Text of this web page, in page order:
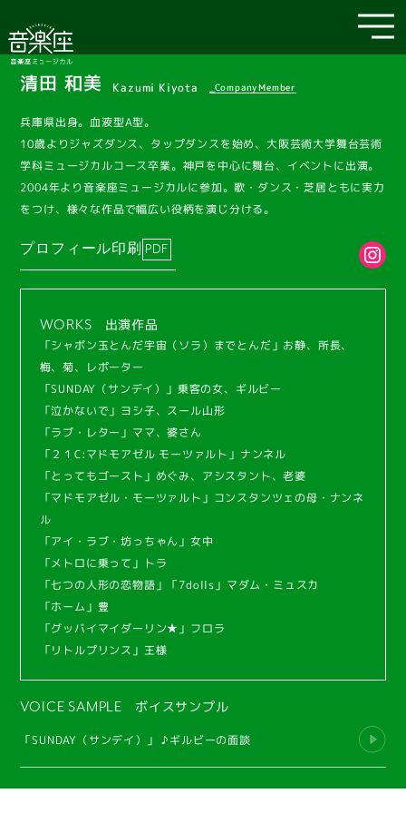
清田 和美 Kazumi Kiyota _CompanyMember
兵庫県出身。血液型A型。
10歳よりジャズダンス、タップダンスを始め、大阪芸術大学舞台芸術
学科ミュージカルコース卒業。神戸を中心に舞台、イベントに出演。
2004年より音楽座ミュージカルに参加。歌・ダンス・芝居ともに実力
をつけ、様々な作品で幅広い役柄を演じ分ける。
プロフィール印刷
WORKS 出演作品
「シャボン玉とんだ宇宙（ソラ）までとんだ」お静、所長、
梅、菊、レポーター
「SUNDAY（サンデイ）」乗客の女、ギルビー
「泣かないで」ヨシ子、スール山形
「ラブ・レター」ママ、婆さん
「２１C:マドモアゼル モーツァルト」ナンネル
「とってもゴースト」めぐみ、アシスタント、老婆
「マドモアゼル・モーツァルト」コンスタンツェの母・ナンネ
ル
「アイ・ラブ・坊っちゃん」女中
「メトロに乗って」トラ
「七つの人形の恋物語」「7dolls」マダム・ミュスカ
「ホーム」豊
「グッバイマイダーリン★」フロラ
「リトルプリンス」王様
VOICE SAMPLE ボイスサンプル
「SUNDAY（サンデイ）」 ♪ギルビーの面談